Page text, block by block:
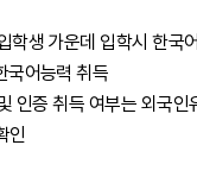
학생 가운데 입학시 한국
국어능력 취득
인증 취득 여부는 외국
인